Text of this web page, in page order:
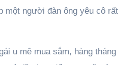
một người đàn ông yêu cô rất
u mê mua sắm, hàng tháng